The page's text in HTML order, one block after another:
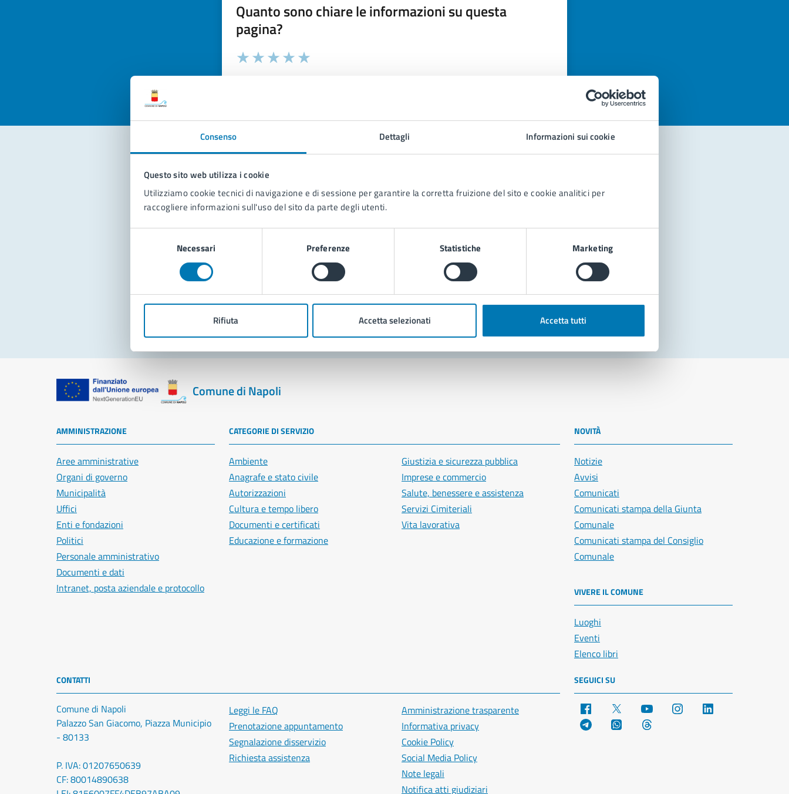
Consenso Dettagli Informazioni sui cookie
Questo sito web utilizza i cookie
Utilizziamo cookie tecnici di navigazione e di sessione per garantire la corretta fruizione del sito e cookie analitici per
raccogliere informazioni sull'uso del sito da parte degli utenti.
Necessari Preferenze Statistiche Marketing
Rifiuta Accetta selezionati Accetta tutti
Quanto sono chiare le informazioni su questa
pagina?
Valuta la chiarezza delle informazioni (da 1 a 5 stelle)
Seleziona il numero di stelle per valutare la chiarezza delle informazioni
Contatta il comune
Leggi le domande frequenti
Richiedi assistenza
Prenota appuntamento
Problemi in città
Segnala disservizio
Comune di Napoli
AMMINISTRAZIONE
Aree amministrative
Organi di governo
Municipalità
Uffici
Enti e fondazioni
Politici
Personale amministrativo
Documenti e dati
Intranet, posta aziendale e protocollo
CATEGORIE DI SERVIZIO
Ambiente
Anagrafe e stato civile
Autorizzazioni
Cultura e tempo libero
Documenti e certificati
Educazione e formazione
Giustizia e sicurezza pubblica
Imprese e commercio
Salute, benessere e assistenza
Servizi Cimiteriali
Vita lavorativa
NOVITÀ
Notizie
Avvisi
Comunicati
Comunicati stampa della Giunta
Comunale
Comunicati stampa del Consiglio
Comunale
VIVERE IL COMUNE
Luoghi
Eventi
Elenco libri
CONTATTI
Comune di Napoli
Palazzo San Giacomo, Piazza Municipio
- 80133
P. IVA: 01207650639
CF: 80014890638
Leggi le FAQ
Prenotazione appuntamento
Segnalazione disservizio
Richiesta assistenza
Amministrazione trasparente
Informativa privacy
Cookie Policy
Social Media Policy
Note legali
Notifica atti giudiziari
SEGUICI SU
Facebook YouTube Instagram
Telegram WhatsApp